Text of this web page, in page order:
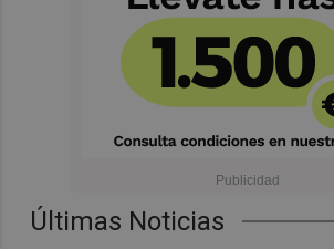
Últimas Noticias